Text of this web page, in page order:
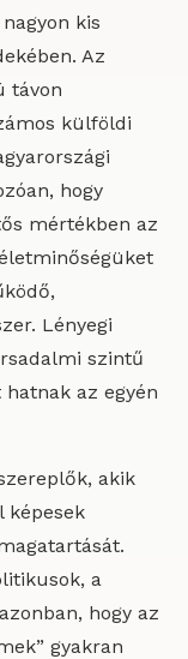
kis
Az
távon
külföldi
hogy
mértékben az
Lényegi
szintű
az egyén
akik
képesek
a
hogy az
gyakran